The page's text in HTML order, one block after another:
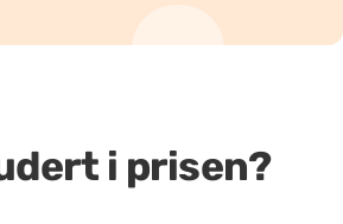
i prisen?